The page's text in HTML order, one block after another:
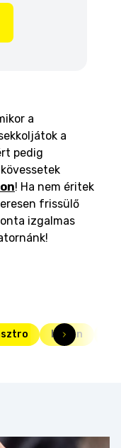
a
a
pedig
kövessetek
! Ha nem éritek
frissülő
izgalmas
banán